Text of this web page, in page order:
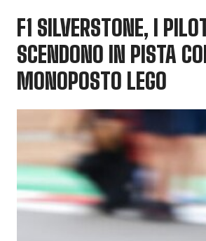
F1 SILVERSTONE, I
SCENDONO IN PISTA
MONOPOSTO LEGO